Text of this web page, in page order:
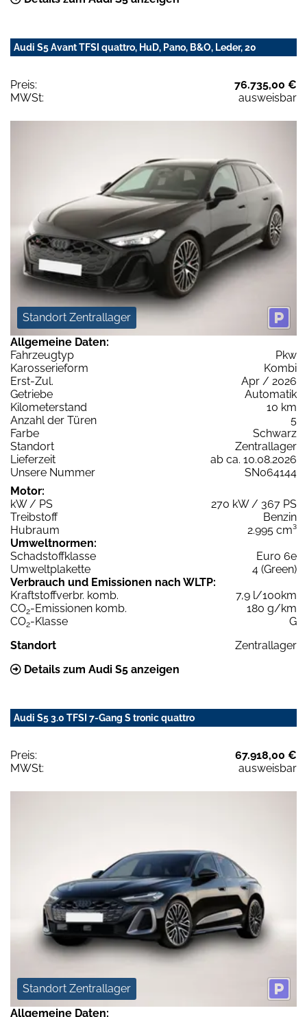
Audi S5 Avant TFSI quattro, HuD, Pano, B&O, Leder, 20
Preis:
76.735,00 €
MWSt:
ausweisbar
Standort Zentrallager
Allgemeine Daten:
Fahrzeugtyp
Pkw
Karosserieform
Kombi
Erst-Zul.
Apr / 2026
Getriebe
Automatik
Kilometerstand
10 km
Anzahl der Türen
5
Farbe
Schwarz
Standort
Zentrallager
Lieferzeit
ab ca. 10.08.2026
Unsere Nummer
SN064144
Motor:
kW / PS
270 kW / 367 PS
Treibstoff
Benzin
Hubraum
2.995 cm³
Umweltnormen:
Schadstoffklasse
Euro 6e
Umweltplakette
4 (Green)
Verbrauch und Emissionen nach WLTP:
Kraftstoffverbr. komb.
7,9 l/100km
CO2-Emissionen komb.
180 g/km
CO2-Klasse
G
Standort
Zentrallager
Details zum Audi S5 anzeigen
Audi S5 3.0 TFSI 7-Gang S tronic quattro
Preis:
67.918,00 €
MWSt:
ausweisbar
Standort Zentrallager
Allgemeine Daten: